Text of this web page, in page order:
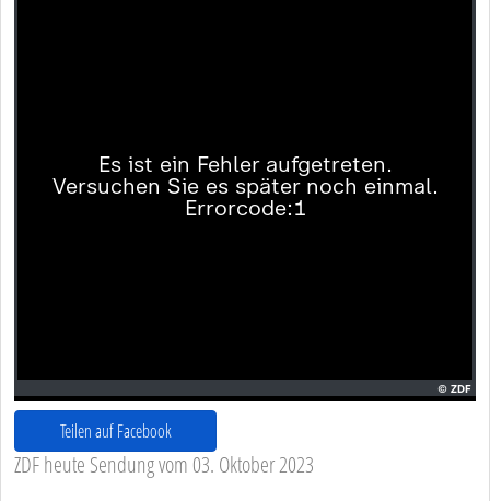
Teilen auf Facebook
ZDF heute Sendung vom 03. Oktober 2023